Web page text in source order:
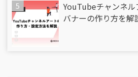
YouTubeチャンネル
バナーの作り方を解